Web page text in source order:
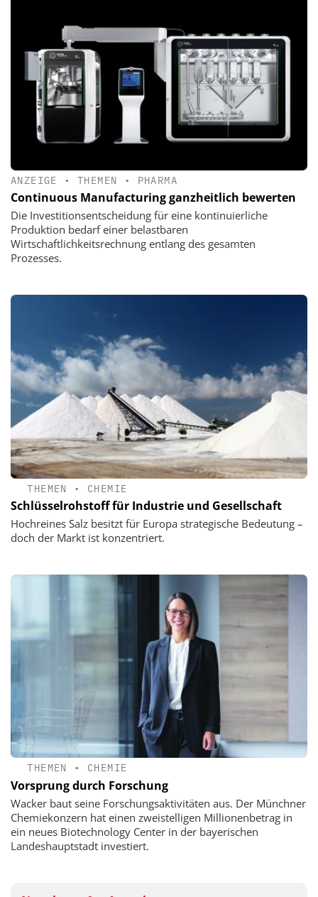
ANZEIGE •THEMEN • PHARMA
Continuous Manufacturing ganzheitlich bewerten
Die Investitionsentscheidung für eine kontinuierliche
Produktion bedarf einer belastbaren
Wirtschaftlichkeitsrechnung entlang des gesamten
Prozesses.
THEMEN • CHEMIE
Schlüsselrohstoff für Industrie und Gesellschaft
Hochreines Salz besitzt für Europa strategische Bedeutung –
doch der Markt ist konzentriert.
THEMEN • CHEMIE
Vorsprung durch Forschung
Wacker baut seine Forschungsaktivitäten aus. Der Münchner
Chemiekonzern hat einen zweistelligen Millionenbetrag in
ein neues Biotechnology Center in der bayerischen
Landeshauptstadt investiert.